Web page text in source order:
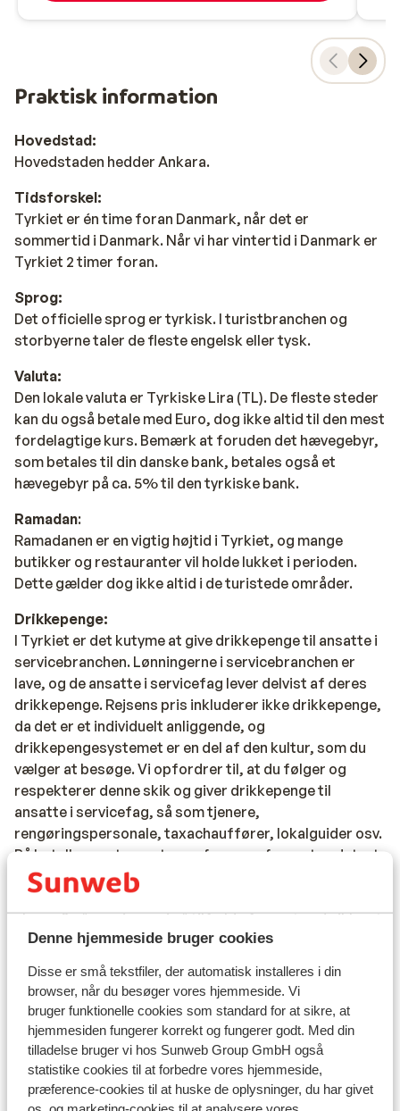
Denne hjemmeside bruger cookies
Disse er små tekstfiler, der automatisk installeres i din
browser, når du besøger vores hjemmeside. Vi
bruger funktionelle cookies som standard for at sikre, at
hjemmesiden fungerer korrekt og fungerer godt. Med din
tilladelse bruger vi hos Sunweb Group GmbH også
statistike cookies til at forbedre vores hjemmeside,
præference-cookies til at huske de oplysninger, du har givet
Praktisk information
Hovedstad:
Hovedstaden hedder Ankara.
Tidsforskel:
Tyrkiet er én time foran Danmark, når det er
sommertid i Danmark. Når vi har vintertid i Danmark er
Tyrkiet 2 timer foran.
Sprog:
Det officielle sprog er tyrkisk. I turistbranchen og
storbyerne taler de fleste engelsk eller tysk.
Valuta:
Den lokale valuta er Tyrkiske Lira (TL). De fleste steder
kan du også betale med Euro, dog ikke altid til den mest
fordelagtige kurs. Bemærk at foruden det hævegebyr,
som betales til din danske bank, betales også et
hævegebyr på ca. 5% til den tyrkiske bank.
Ramadan:
Ramadanen er en vigtig højtid i Tyrkiet, og mange
butikker og restauranter vil holde lukket i perioden.
Dette gælder dog ikke altid i de turistede områder.
Drikkepenge:
I Tyrkiet er det kutyme at give drikkepenge til ansatte i
servicebranchen. Lønningerne i servicebranchen er
lave, og de ansatte i servicefag lever delvist af deres
drikkepenge. Rejsens pris inkluderer ikke drikkepenge,
da det er et individuelt anliggende, og
drikkepengesystemet er en del af den kultur, som du
vælger at besøge. Vi opfordrer til, at du følger og
respekterer denne skik og giver drikkepenge til
ansatte i servicefag, så som tjenere,
rengøringspersonale, taxachauffører, lokalguider osv.
På hoteller, restauranter, cafeer osv. forventes det, at
du giver ca. 10 % af regningens pris i drikkepenge.
Bemærk, at der enkelte steder er lagt en ”service
charge” på regningen, i så tilfælde forventes du ikke at
give yderligere drikkepenge.
Elektricitet:
I Tyrkiet benyttes 220 Volt som i Danmark. Det kan
anbefales at medbringe adapter til elektriske
apparater med trebenet stik, da stikdåserne i Tyrkiet
kun er til to ben.
Mad og drikke: